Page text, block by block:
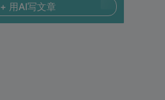
+ 用AI写文章